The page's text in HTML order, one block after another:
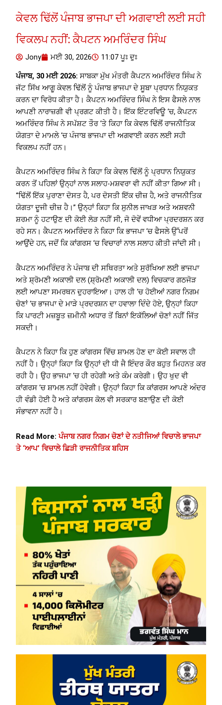
ਕੇਵਲ ਢਿੱਲੋਂ ਪੰਜਾਬ ਭਾਜਪਾ ਦੀ ਅਗਵਾਈ ਲਈ ਸਹੀ
ਵਿਕਲਪ ਨਹੀਂ: ਕੈਪਟਨ ਅਮਰਿੰਦਰ ਸਿੰਘ
Jony ਮਈ 30, 2026 11:07 ਪੂਃ ਦੁਃ
ਪੰਜਾਬ, 30 ਮਈ 2026: ਸਾਬਕਾ ਮੁੱਖ ਮੰਤਰੀ ਕੈਪਟਨ ਅਮਰਿੰਦਰ ਸਿੰਘ ਨੇ
ਜੱਟ ਸਿੱਖ ਆਗੂ ਕੇਵਲ ਢਿੱਲੋਂ ਨੂੰ ਪੰਜਾਬ ਭਾਜਪਾ ਦੇ ਸੂਬਾ ਪ੍ਰਧਾਨ ਨਿਯੁਕਤ
ਕਰਨ ਦਾ ਵਿਰੋਧ ਕੀਤਾ ਹੈ। ਕੈਪਟਨ ਅਮਰਿੰਦਰ ਸਿੰਘ ਨੇ ਇਸ ਫੈਸਲੇ ਨਾਲ
ਆਪਣੀ ਨਾਰਾਜ਼ਗੀ ਵੀ ਪ੍ਰਗਟ ਕੀਤੀ ਹੈ। ਇੱਕ ਇੰਟਰਵਿਊ ‘ਚ, ਕੈਪਟਨ
ਅਮਰਿੰਦਰ ਸਿੰਘ ਨੇ ਸਪੱਸ਼ਟ ਤੌਰ ‘ਤੇ ਕਿਹਾ ਕਿ ਕੇਵਲ ਢਿੱਲੋਂ ਰਾਜਨੀਤਿਕ
ਯੋਗਤਾ ਦੇ ਮਾਮਲੇ ‘ਚ ਪੰਜਾਬ ਭਾਜਪਾ ਦੀ ਅਗਵਾਈ ਕਰਨ ਲਈ ਸਹੀ
ਵਿਕਲਪ ਨਹੀਂ ਹਨ।
ਕੈਪਟਨ ਅਮਰਿੰਦਰ ਸਿੰਘ ਨੇ ਕਿਹਾ ਕਿ ਕੇਵਲ ਢਿੱਲੋਂ ਨੂੰ ਪ੍ਰਧਾਨ ਨਿਯੁਕਤ
ਕਰਨ ਤੋਂ ਪਹਿਲਾਂ ਉਨ੍ਹਾਂ ਨਾਲ ਸਲਾਹ-ਮਸ਼ਵਰਾ ਵੀ ਨਹੀਂ ਕੀਤਾ ਗਿਆ ਸੀ।
“ਢਿੱਲੋਂ ਇੱਕ ਪੁਰਾਣਾ ਦੋਸਤ ਹੈ, ਪਰ ਦੋਸਤੀ ਇੱਕ ਚੀਜ਼ ਹੈ, ਅਤੇ ਰਾਜਨੀਤਿਕ
ਯੋਗਤਾ ਦੂਜੀ ਚੀਜ਼ ਹੈ।” ਉਨ੍ਹਾਂ ਕਿਹਾ ਕਿ ਸੁਨੀਲ ਜਾਖੜ ਅਤੇ ਅਸ਼ਵਨੀ
ਸ਼ਰਮਾ ਨੂੰ ਹਟਾਉਣ ਦੀ ਕੋਈ ਲੋੜ ਨਹੀਂ ਸੀ, ਜੋ ਦੋਵੇਂ ਵਧੀਆ ਪ੍ਰਦਰਸ਼ਨ ਕਰ
ਰਹੇ ਸਨ। ਕੈਪਟਨ ਅਮਰਿੰਦਰ ਨੇ ਕਿਹਾ ਕਿ ਭਾਜਪਾ ‘ਚ ਫੈਸਲੇ ਉੱਪਰੋਂ
ਆਉਂਦੇ ਹਨ, ਜਦੋਂ ਕਿ ਕਾਂਗਰਸ ‘ਚ ਵਿਚਾਰਾਂ ਨਾਲ ਸਲਾਹ ਕੀਤੀ ਜਾਂਦੀ ਸੀ।
ਕੈਪਟਨ ਅਮਰਿੰਦਰ ਨੇ ਪੰਜਾਬ ਦੀ ਸਥਿਰਤਾ ਅਤੇ ਸੁਰੱਖਿਆ ਲਈ ਭਾਜਪਾ
ਅਤੇ ਸ਼੍ਰੋਮਣੀ ਅਕਾਲੀ ਦਲ (ਸ਼੍ਰੋਮਣੀ ਅਕਾਲੀ ਦਲ) ਵਿਚਕਾਰ ਗਠਜੋੜ
ਲਈ ਆਪਣਾ ਸਮਰਥਨ ਦੁਹਰਾਇਆ। ਹਾਲ ਹੀ ‘ਚ ਹੋਈਆਂ ਨਗਰ ਨਿਗਮ
ਚੋਣਾਂ ‘ਚ ਭਾਜਪਾ ਦੇ ਮਾੜੇ ਪ੍ਰਦਰਸ਼ਨ ਦਾ ਹਵਾਲਾ ਦਿੰਦੇ ਹੋਏ, ਉਨ੍ਹਾਂ ਕਿਹਾ
ਕਿ ਪਾਰਟੀ ਮਜ਼ਬੂਤ ​​ਜ਼ਮੀਨੀ ਅਧਾਰ ਤੋਂ ਬਿਨਾਂ ਇਕੱਲਿਆਂ ਚੋਣਾਂ ਨਹੀਂ ਜਿੱਤ
ਸਕਦੀ।
ਕੈਪਟਨ ਨੇ ਕਿਹਾ ਕਿ ਹੁਣ ਕਾਂਗਰਸ ਵਿੱਚ ਸ਼ਾਮਲ ਹੋਣ ਦਾ ਕੋਈ ਸਵਾਲ ਹੀ
ਨਹੀਂ ਹੈ। ਉਨ੍ਹਾਂ ਕਿਹਾ ਕਿ ਉਨ੍ਹਾਂ ਦੀ ਧੀ ਜੈ ਇੰਦਰ ਕੌਰ ਬਹੁਤ ਮਿਹਨਤ ਕਰ
ਰਹੀ ਹੈ। ਉਹ ਭਾਜਪਾ ‘ਚ ਹੀ ਰਹੇਗੀ ਅਤੇ ਕੰਮ ਕਰੇਗੀ। ਉਹ ਖੁਦ ਵੀ
ਕਾਂਗਰਸ ‘ਚ ਸ਼ਾਮਲ ਨਹੀਂ ਹੋਵੇਗੀ। ਉਨ੍ਹਾਂ ਕਿਹਾ ਕਿ ਕਾਂਗਰਸ ਆਪਣੇ ਅੰਦਰ
ਹੀ ਵੰਡੀ ਹੋਈ ਹੈ ਅਤੇ ਕਾਂਗਰਸ ਕੋਲ ਵੀ ਸਰਕਾਰ ਬਣਾਉਣ ਦੀ ਕੋਈ
ਸੰਭਾਵਨਾ ਨਹੀਂ ਹੈ।
Read More:ਪੰਜਾਬ ਨਗਰ ਨਿਗਮ ਚੋਣਾਂ ਦੇ ਨਤੀਜਿਆਂ ਵਿਚਾਲੇ ਭਾਜਪਾ
ਤੇ ‘ਆਪ’ ਵਿਚਾਲੇ ਛਿੜੀ ਰਾਜਨੀਤਿਕ ਬਹਿਸ